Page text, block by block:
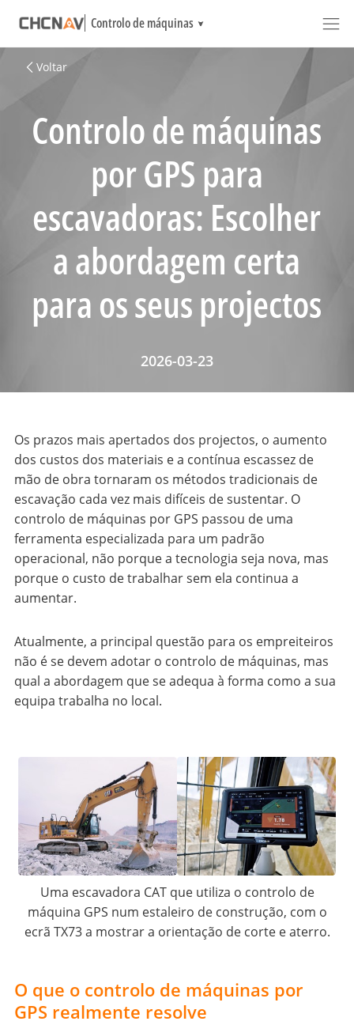
Controlo de máquinas
Voltar
Controlo de máquinas
por GPS para
escavadoras: Escolher
a abordagem certa
para os seus projectos
2026-03-23
Os prazos mais apertados dos projectos, o aumento
dos custos dos materiais e a contínua escassez de
mão de obra tornaram os métodos tradicionais de
escavação cada vez mais difíceis de sustentar. O
controlo de máquinas por GPS passou de uma
ferramenta especializada para um padrão
operacional, não porque a tecnologia seja nova, mas
porque o custo de trabalhar sem ela continua a
aumentar.
Atualmente, a principal questão para os empreiteiros
não é se devem adotar o controlo de máquinas, mas
qual a abordagem que se adequa à forma como a sua
equipa trabalha no local.
Uma escavadora CAT que utiliza o controlo de
máquina GPS num estaleiro de construção, com o
ecrã TX73 a mostrar a orientação de corte e aterro.
O que o controlo de máquinas por
GPS realmente resolve